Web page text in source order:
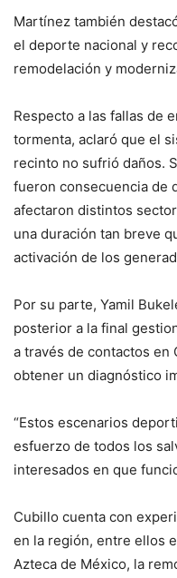
Martínez también
el deporte nacional y
remodelación y
Respecto a las fallas de
tormenta, aclaró que el
recinto no sufrió daños.
fueron consecuencia de
afectaron distintos
una duración tan breve
activación de los
Por su parte, Yamil
posterior a la final
a través de contactos en
obtener un diagnóstico
“Estos escenarios
esfuerzo de todos los
interesados en que
Cubillo cuenta con
en la región, entre ellos
Azteca de México, la